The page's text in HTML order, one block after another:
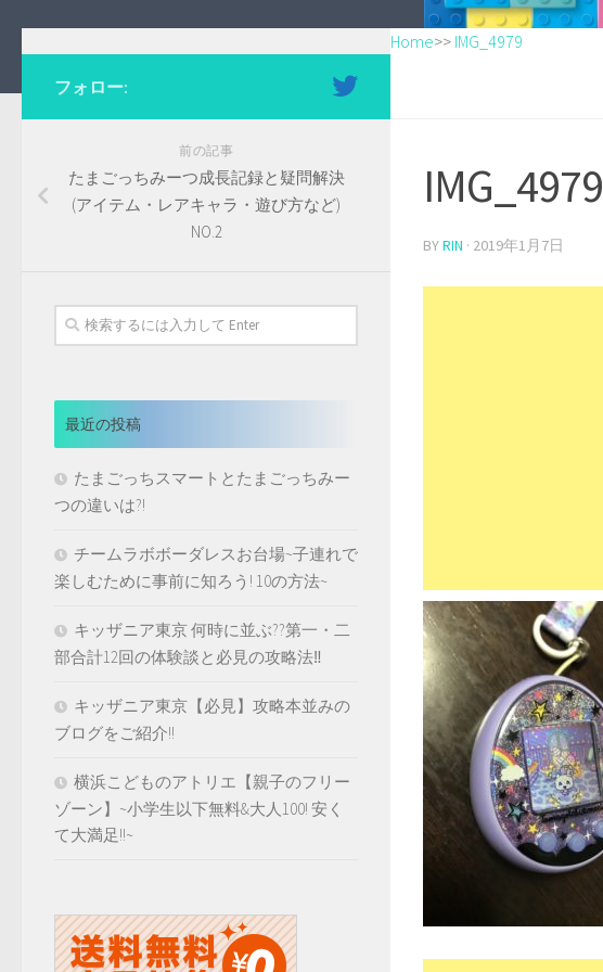
Home>> IMG_4979
IMG_4979
BYRIN · 2019年1月7日
フォロー:
前の記事
たまごっちみーつ成長記録と疑問解決
(アイテム・レアキャラ・遊び方など)
NO.2
最近の投稿
たまごっちスマートとたまごっちみー
つの違いは?!
チームラボボーダレスお台場~子連れで
楽しむために事前に知ろう! 10の方法~
キッザニア東京 何時に並ぶ??第一・二
部合計12回の体験談と必見の攻略法‼️
キッザニア東京【必見】攻略本並みの
ブログをご紹介!!
横浜こどものアトリエ【親子のフリー
ゾーン】~小学生以下無料&大人100! 安く
て大満足!!~